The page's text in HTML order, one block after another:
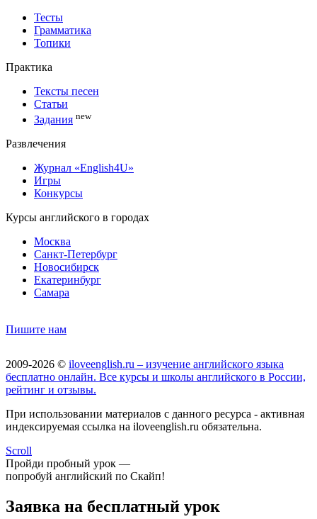
Тесты
Грамматика
Топики
Практика
Тексты песен
Статьи
Задания new
Развлечения
Журнал «English4U»
Игры
Конкурсы
Курсы английского в городах
Москва
Санкт-Петербург
Новосибирск
Екатеринбург
Самара
Пишите нам
2009-2026 © iloveenglish.ru – изучение английского языка
бесплатно онлайн. Все курсы и школы английского в России,
рейтинг и отзывы.
При использовании материалов с данного ресурса - активная
индексируемая ссылка на iloveenglish.ru обязательна.
Scroll
Пройди пробный урок —
попробуй английский по Скайп!
Заявка на бесплатный урок